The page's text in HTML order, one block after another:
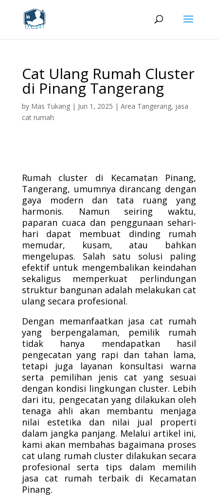
Cat Ulang Rumah Cluster
di Pinang Tangerang
by Mas Tukang| Jun 1, 2025 | Area Tangerang, jasa
cat rumah
Rumah cluster di Kecamatan Pinang,
Tangerang, umumnya dirancang dengan
gaya modern dan tata ruang yang
harmonis. Namun seiring waktu,
paparan cuaca dan penggunaan sehari-
hari dapat membuat dinding rumah
memudar, kusam, atau bahkan
mengelupas. Salah satu solusi paling
efektif untuk mengembalikan keindahan
sekaligus memperkuat perlindungan
struktur bangunan adalah melakukan cat
ulang secara profesional.
Dengan memanfaatkan jasa cat rumah
yang berpengalaman, pemilik rumah
tidak hanya mendapatkan hasil
pengecatan yang rapi dan tahan lama,
tetapi juga layanan konsultasi warna
serta pemilihan jenis cat yang sesuai
dengan kondisi lingkungan cluster. Lebih
dari itu, pengecatan yang dilakukan oleh
tenaga ahli akan membantu menjaga
nilai estetika dan nilai jual properti
dalam jangka panjang. Melalui artikel ini,
kami akan membahas bagaimana proses
cat ulang rumah cluster dilakukan secara
profesional serta tips dalam memilih
jasa cat rumah terbaik di Kecamatan
Pinang.